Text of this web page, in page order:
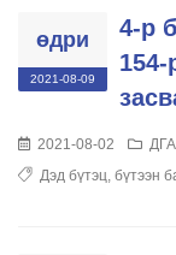
өдри
2021-08-09
4-р
2021-08-02
Дэд бүтэц, бүтээн